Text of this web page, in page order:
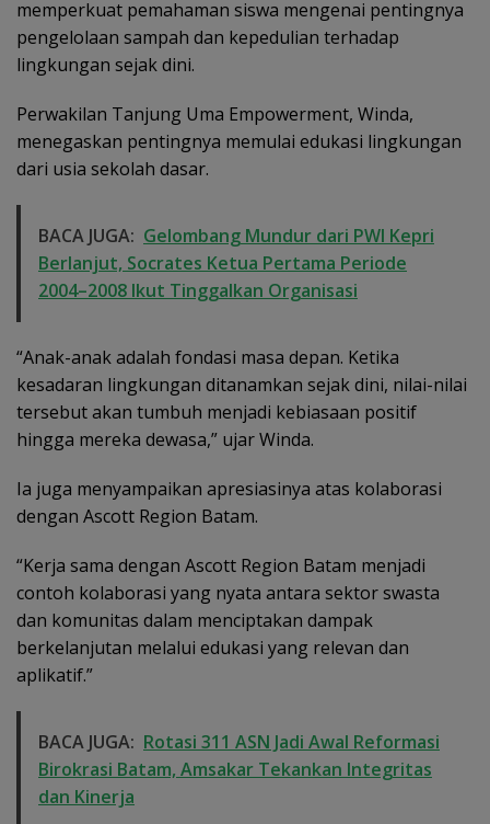
memperkuat pemahaman siswa mengenai pentingnya
pengelolaan sampah dan kepedulian terhadap
lingkungan sejak dini.
Perwakilan Tanjung Uma Empowerment, Winda,
menegaskan pentingnya memulai edukasi lingkungan
dari usia sekolah dasar.
BACA JUGA: Gelombang Mundur dari PWI Kepri
Berlanjut, Socrates Ketua Pertama Periode
2004–2008 Ikut Tinggalkan Organisasi
“Anak-anak adalah fondasi masa depan. Ketika
kesadaran lingkungan ditanamkan sejak dini, nilai-nilai
tersebut akan tumbuh menjadi kebiasaan positif
hingga mereka dewasa,” ujar Winda.
Ia juga menyampaikan apresiasinya atas kolaborasi
dengan Ascott Region Batam.
“Kerja sama dengan Ascott Region Batam menjadi
contoh kolaborasi yang nyata antara sektor swasta
dan komunitas dalam menciptakan dampak
berkelanjutan melalui edukasi yang relevan dan
aplikatif.”
BACA JUGA: Rotasi 311 ASN Jadi Awal Reformasi
Birokrasi Batam, Amsakar Tekankan Integritas
dan Kinerja